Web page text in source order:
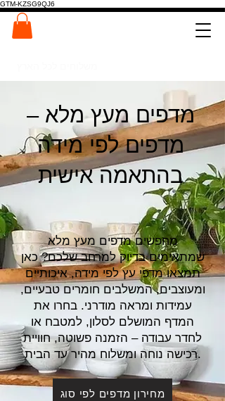
GTM-KZSG9QJ6
מדפים מעץ מלא –
מדפים לפי מידה
בהתאמה אישית
מחפשים מדפים מעץ מלא
שמתאימים בדיוק למרחב שלכם? כאן
תמצאו מדפי עץ לפי מידה, איכותיים
ומעוצבים, המשלבים חומרים טבעיים,
עמידות ומראה מודרני. בחרו את
המדף המושלם לסלון, למטבח או
לחדר עבודה – הזמנה פשוטה, חוויית
רכישה נוחה ומשלוח מהיר עד הבית.
מחירון מדפים לפי סוג